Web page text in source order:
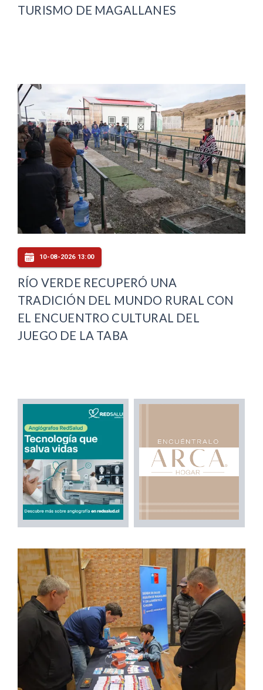
TURISMO DE MAGALLANES
10-08-2026 13:00
RÍO VERDE RECUPERÓ UNA
TRADICIÓN DEL MUNDO RURAL CON
EL ENCUENTRO CULTURAL DEL
JUEGO DE LA TABA